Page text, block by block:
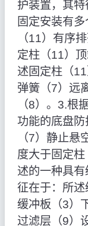
护装置，其
固定安装有
（11）有序
定柱（11）
述固定柱（
弹簧（7）远
（8）。3.根
功能的底盘
（7）静止悬
度大于固定
述的一种具
征在于：所
缓冲板（3）
过滤层（9）